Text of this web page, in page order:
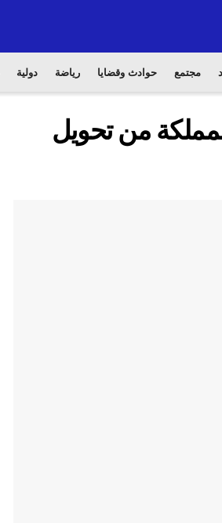
مجتمع حوادث وقضايا رياضة دولية
من تحويل